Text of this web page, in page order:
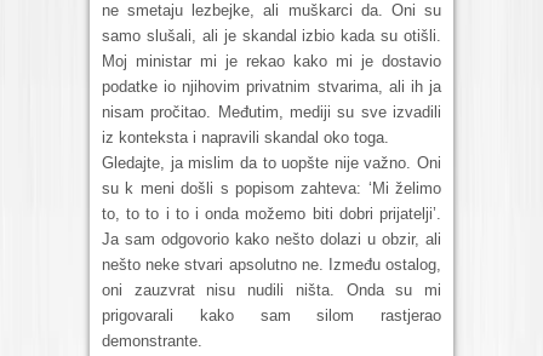
ne smetaju lezbejke, ali muškarci da. Oni su
samo slušali, ali je skandal izbio kada su otišli.
Moj ministar mi je rekao kako mi je dostavio
podatke io njihovim privatnim stvarima, ali ih ja
nisam pročitao. Međutim, mediji su sve izvadili
iz konteksta i napravili skandal oko toga.
Gledajte, ja mislim da to uopšte nije važno. Oni
su k meni došli s popisom zahteva: ‘Mi želimo
to, to to i to i onda možemo biti dobri prijatelji’.
Ja sam odgovorio kako nešto dolazi u obzir, ali
nešto neke stvari apsolutno ne. Između ostalog,
oni zauzvrat nisu nudili ništa. Onda su mi
prigovarali kako sam silom rastjerao
demonstrante.